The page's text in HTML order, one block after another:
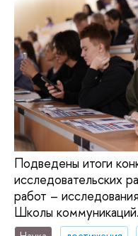
Подведены итоги
исследовательских
работ –
Школы коммуникаций.